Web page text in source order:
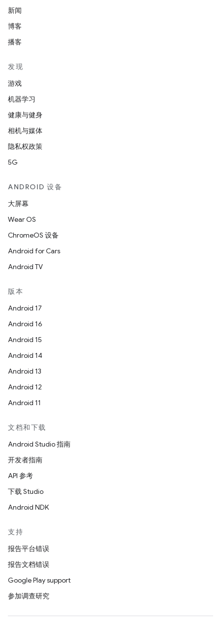
新闻
博客
播客
发现
游戏
机器学习
健康与健身
相机与媒体
隐私权政策
5G
ANDROID 设备
大屏幕
Wear OS
ChromeOS 设备
Android for Cars
Android TV
版本
Android 17
Android 16
Android 15
Android 14
Android 13
Android 12
Android 11
文档和下载
Android Studio 指南
开发者指南
API 参考
下载 Studio
Android NDK
支持
报告平台错误
报告文档错误
Google Play support
参加调查研究